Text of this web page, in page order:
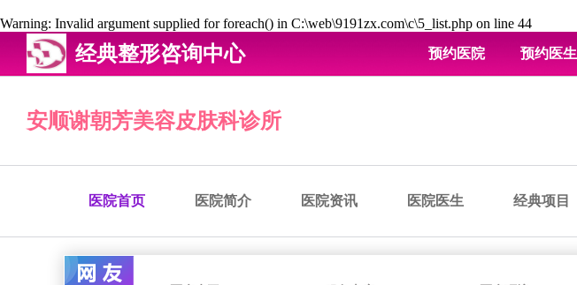
Warning: Invalid argument supplied for foreach() in C:\web\9191zx.com\c\5_list.php on line 44
经典整形咨询中心 预约医院 预约医生
安顺谢朝芳美容皮肤科诊所
医院首页 医院简介 医院资讯 医院医生 经典项目